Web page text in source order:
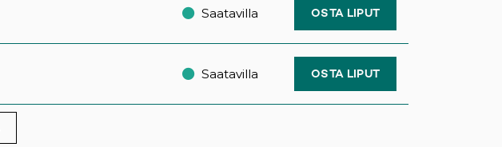
Saatavilla OSTA LIPUT
Saatavilla OSTA LIPUT